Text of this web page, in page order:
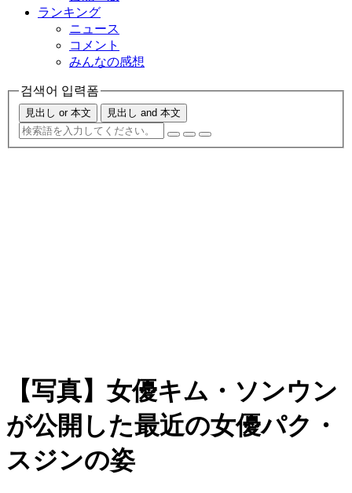
ランキング
ニュース
コメント
みんなの感想
검색어 입력폼
見出し or 本文 見出し and 本文
【写真】女優キム・ソンウン
が公開した最近の女優パク・
スジンの姿